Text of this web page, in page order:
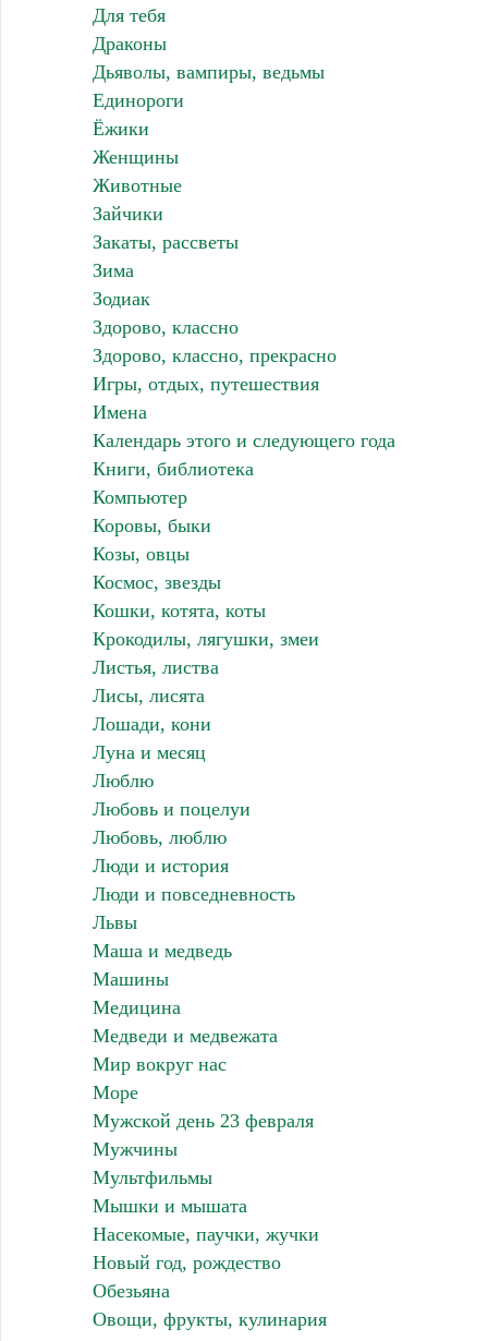
Для тебя
Драконы
Дьяволы, вампиры, ведьмы
Единороги
Ёжики
Женщины
Животные
Зайчики
Закаты, рассветы
Зима
Зодиак
Здорово, классно
Здорово, классно, прекрасно
Игры, отдых, путешествия
Имена
Календарь этого и следующего года
Книги, библиотека
Компьютер
Коровы, быки
Козы, овцы
Космос, звезды
Кошки, котята, коты
Крокодилы, лягушки, змеи
Листья, листва
Лисы, лисята
Лошади, кони
Луна и месяц
Люблю
Любовь и поцелуи
Любовь, люблю
Люди и история
Люди и повседневность
Львы
Маша и медведь
Машины
Медицина
Медведи и медвежата
Мир вокруг нас
Море
Мужской день 23 февраля
Мужчины
Мультфильмы
Мышки и мышата
Насекомые, паучки, жучки
Новый год, рождество
Обезьяна
Овощи, фрукты, кулинария